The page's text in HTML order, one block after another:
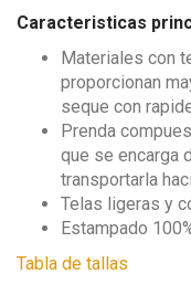
Caracteristicas
Materiales con
proporcionan
seque con
Prenda
que se encarga
transportarla
Telas ligeras y
Estampado
Tabla de tallas